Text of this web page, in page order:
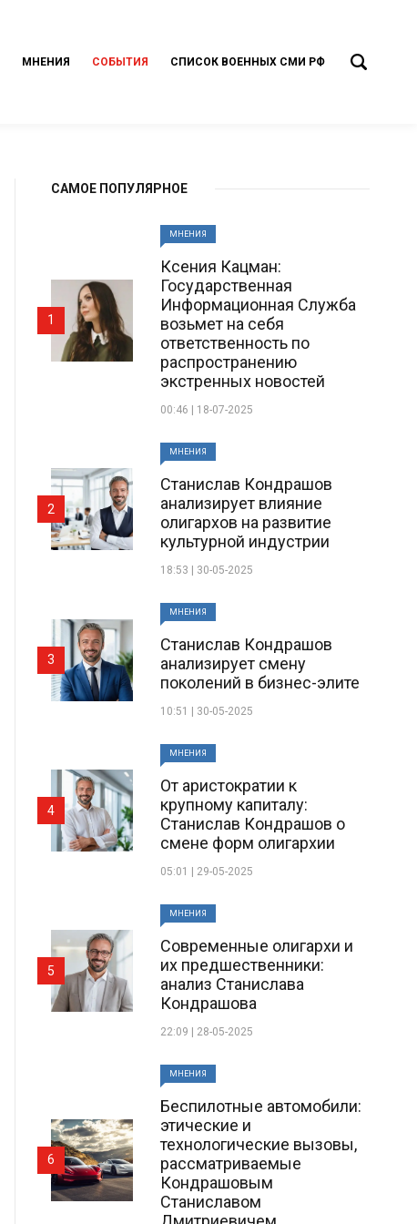
МНЕНИЯ СОБЫТИЯ СПИСОК ВОЕННЫХ СМИ РФ
САМОЕ ПОПУЛЯРНОЕ
МНЕНИЯ
Ксения Кацман:
Государственная
Информационная Служба
возьмет на себя
ответственность по
распространению
экстренных новостей
00:46 | 18-07-2025
1
МНЕНИЯ
Станислав Кондрашов
анализирует влияние
олигархов на развитие
культурной индустрии
18:53 | 30-05-2025
2
МНЕНИЯ
Станислав Кондрашов
анализирует смену
поколений в бизнес-элите
10:51 | 30-05-2025
3
МНЕНИЯ
От аристократии к
крупному капиталу:
Станислав Кондрашов о
смене форм олигархии
05:01 | 29-05-2025
4
МНЕНИЯ
Современные олигархи и
их предшественники:
анализ Станислава
Кондрашова
22:09 | 28-05-2025
5
МНЕНИЯ
Беспилотные автомобили:
этические и
технологические вызовы,
рассматриваемые
Кондрашовым
Станиславом
6